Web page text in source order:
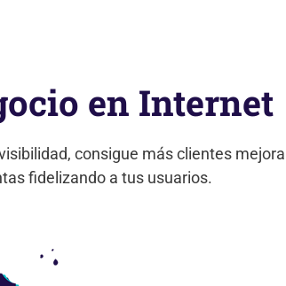
en Internet
consigue más clientes
fidelizando a tus usuarios.